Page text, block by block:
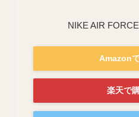
NIKE AIR
Amazon
楽天で